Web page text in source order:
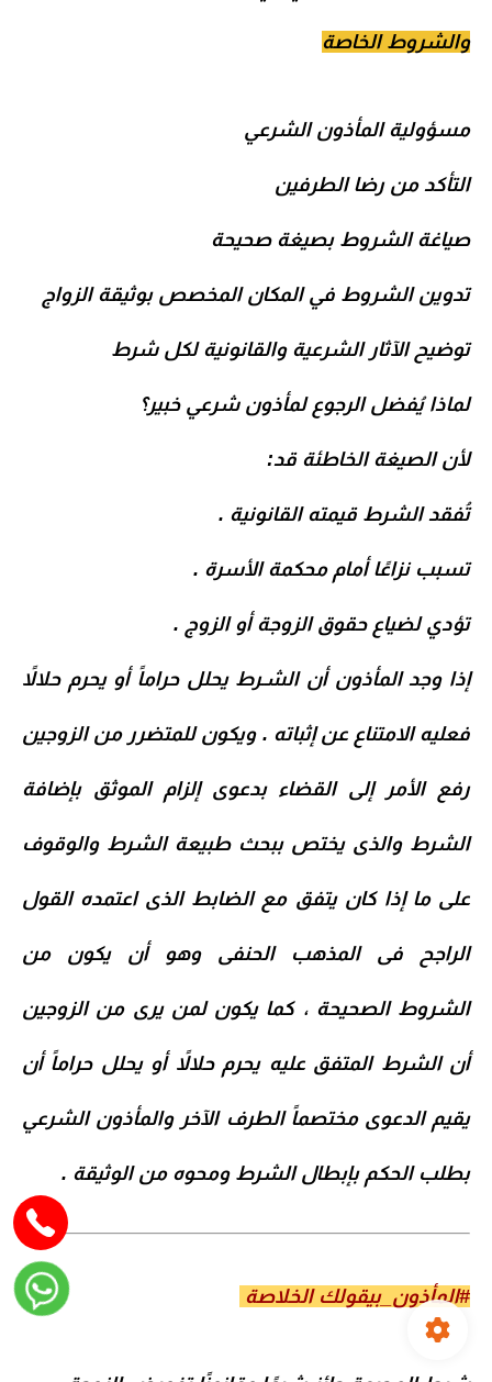
والشروط الخاصة
مسؤولية المأذون الشرعي
التأكد من رضا الطرفين
صياغة الشروط بصيغة صحيحة
تدوين الشروط في المكان المخصص بوثيقة الزواج
توضيح الآثار الشرعية والقانونية لكل شرط
لماذا يُفضل الرجوع لمأذون شرعي خبير؟
لأن الصيغة الخاطئة قد:
تُفقد الشرط قيمته القانونية .
تسبب نزاعًا أمام محكمة الأسرة .
تؤدي لضياع حقوق الزوجة أو الزوج .
إذا وجد المأذون أن الشـرط يحلل حراماً أو يحرم حلالاً
فعليه الامتناع عن إثباته . ويكون للمتضرر من الزوجين
رفع الأمر إلى القضاء بدعوى إلزام الموثق بإضافة
الشرط والذى يختص ببحث طبيعة الشرط والوقوف
على ما إذا كان يتفق مع الضابط الذى اعتمده القول
الراجح فى المذهب الحنفى وهو أن يكون من
الشروط الصحيحة ، كما يكون لمن يرى من الزوجين
أن الشرط المتفق عليه يحرم حلالاً أو يحلل حراماً أن
يقيم الدعوى مختصماً الطرف الآخر والمأذون الشرعي
بطلب الحكم بإبطال الشرط ومحوه من الوثيقة .
#المأذون_بيقولك الخلاصة